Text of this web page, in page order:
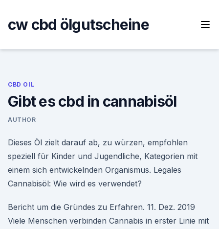
content
cw cbd ölgutscheine
CBD OIL
Gibt es cbd in cannabisöl
AUTHOR
Dieses Öl zielt darauf ab, zu würzen, empfohlen
speziell für Kinder und Jugendliche, Kategorien mit
einem sich entwickelnden Organismus. Legales
Cannabisöl: Wie wird es verwendet?
Bericht um die Gründes zu Erfahren. 11. Dez. 2019
Viele Menschen verbinden Cannabis in erster Linie mit